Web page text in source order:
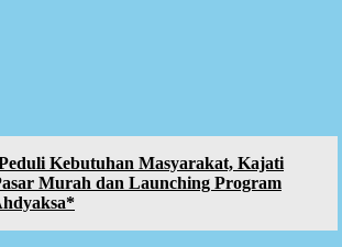
Kebutuhan Masyarakat, Kajati
Murah dan Launching Program